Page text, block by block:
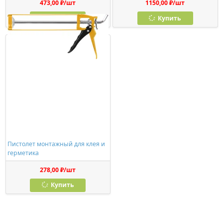
473,00 ₽/шт
Купить
1150,00 ₽/шт
Купить
Пистолет монтажный для клея и
герметика
278,00 ₽/шт
Купить